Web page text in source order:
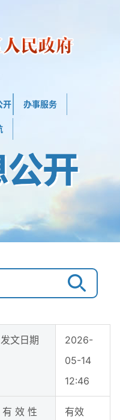
开 办事服务
发文日期
2026-
05-14
12:46
有 效 性 有效